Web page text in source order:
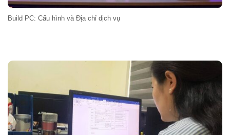
Build PC: Cấu hình và Địa chỉ dịch vụ